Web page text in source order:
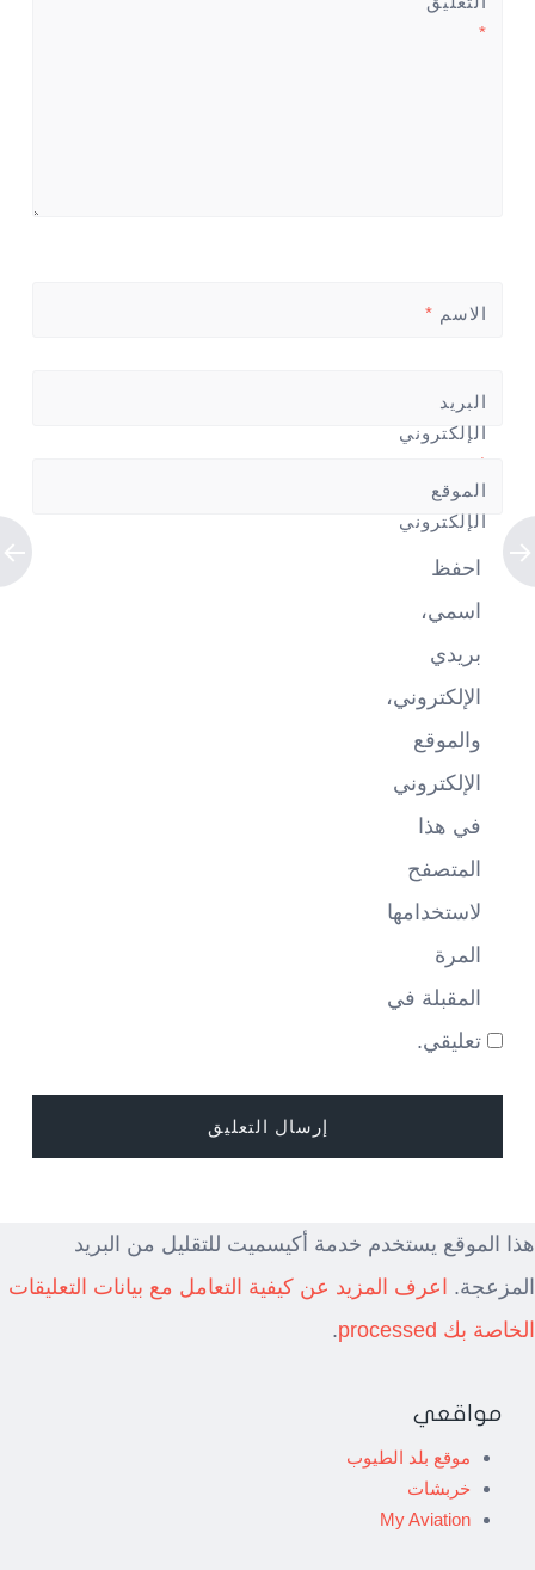
*
الاسم *
البريد
الإلكتروني
*
الموقع
الإلكتروني
احفظ
اسمي،
بريدي
الإلكتروني،
والموقع
الإلكتروني
في هذا
المتصفح
لاستخدامها
المرة
المقبلة في
تعليقي.
هذا الموقع يستخدم خدمة أكيسميت للتقليل من البريد
المزعجة.
اعرف المزيد عن كيفية التعامل مع بيانات التعليقات
الخاصة بك processed
.
مواقعي
موقع بلد الطيوب
خربشات
My Aviation